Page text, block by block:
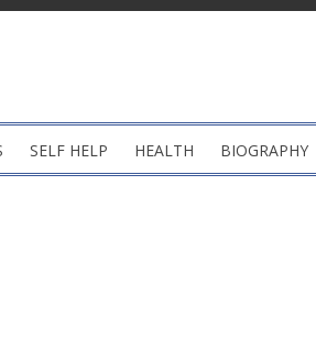
SELF HELP HEALTH BIOGRAPHY